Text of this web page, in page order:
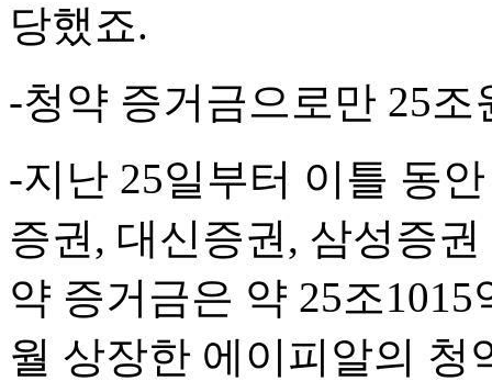
당했죠.
-청약 증거금으로만 25
-지난 25일부터 이틀 동
증권, 대신증권, 삼성증
약 증거금은 약 25조
월 상장한 에이피알의 청